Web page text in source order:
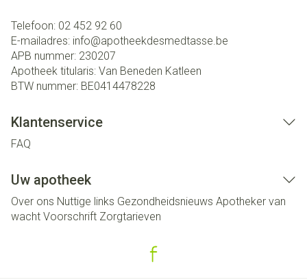
Telefoon: 02 452 92 60
E-mailadres: info@apotheekdesmedtasse.be
APB nummer: 230207
Apotheek titularis: Van Beneden Katleen
BTW nummer: BE0414478228
Klantenservice
FAQ
Uw apotheek
Over ons Nuttige links Gezondheidsnieuws Apotheker van
wacht Voorschrift Zorgtarieven